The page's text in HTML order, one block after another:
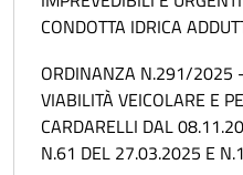
CONDOTTA IDRICA
ORDINANZA N.291/2025
VIABILITÀ VEICOLARE E
CARDARELLI DAL
N.61 DEL 27.03.2025 E